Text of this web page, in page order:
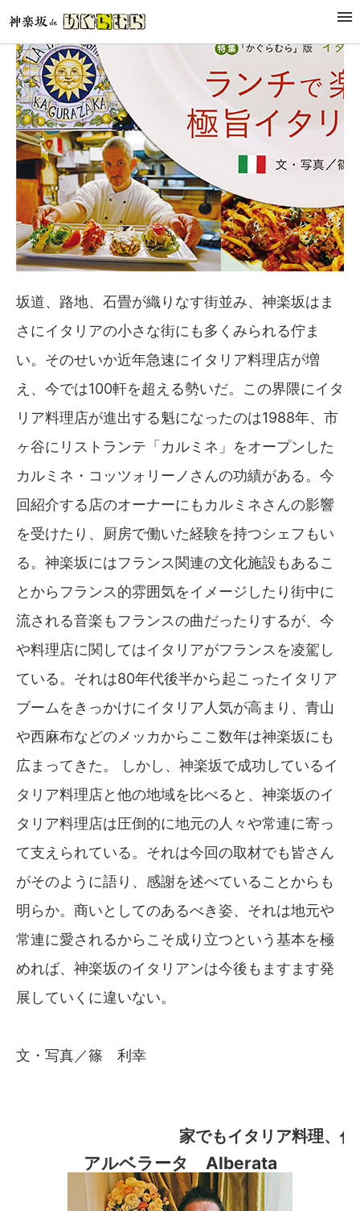
坂道、路地、石畳が織りなす街並み、神楽坂はま
さにイタリアの小さな街にも多くみられる佇ま
い。そのせいか近年急速にイタリア料理店が増
え、今では100軒を超える勢いだ。この界隈にイタ
リア料理店が進出する魁になったのは1988年、市
ヶ谷にリストランテ「カルミネ」をオープンした
カルミネ・コッツォリーノさんの功績がある。今
回紹介する店のオーナーにもカルミネさんの影響
を受けたり、厨房で働いた経験を持つシェフもい
る。神楽坂にはフランス関連の文化施設もあるこ
とからフランス的雰囲気をイメージしたり街中に
流される音楽もフランスの曲だったりするが、今
や料理店に関してはイタリアがフランスを凌駕し
ている。それは80年代後半から起こったイタリア
ブームをきっかけにイタリア人気が高まり、青山
や西麻布などのメッカからここ数年は神楽坂にも
広まってきた。 しかし、神楽坂で成功しているイ
タリア料理店と他の地域を比べると、神楽坂のイ
タリア料理店は圧倒的に地元の人々や常連に寄っ
て支えられている。それは今回の取材でも皆さん
がそのように語り、感謝を述べていることからも
明らか。商いとしてのあるべき姿、それは地元や
常連に愛されるからこそ成り立つという基本を極
めれば、神楽坂のイタリアンは今後もますます発
展していくに違いない。
文・写真／篠 利幸
家でもイタリア料理、
アルベラータ Alberata